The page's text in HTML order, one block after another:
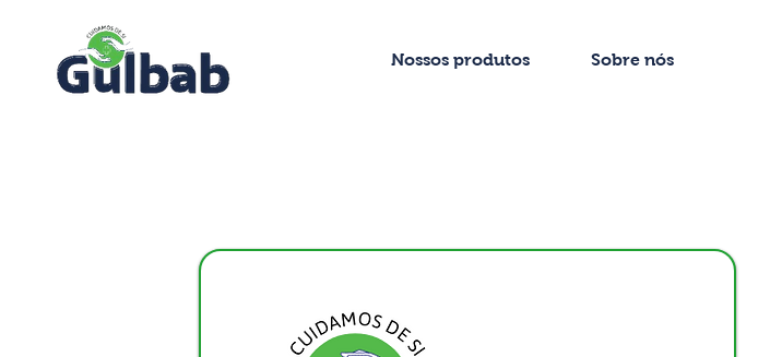
Nossos produtos Sobre nós